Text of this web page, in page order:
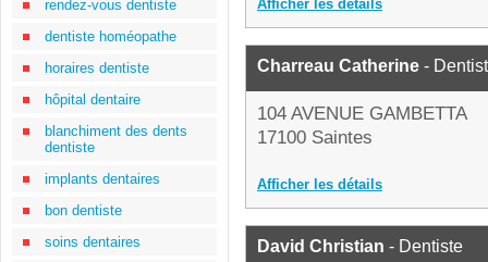
rendez-vous dentiste
dentiste homéopathe
horaires dentiste
hôpital dentaire
blanchiment des dents
dentiste
implants dentaires
bon dentiste
soins dentaires
Afficher les détails
Charreau Catherine -
104 AVENUE GAMBETTA
17100 Saintes
Afficher les détails
David Christian - Dentiste